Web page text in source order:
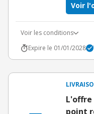
Voir
Voir les conditions
Expire le 01/01/2028
L'offre
point